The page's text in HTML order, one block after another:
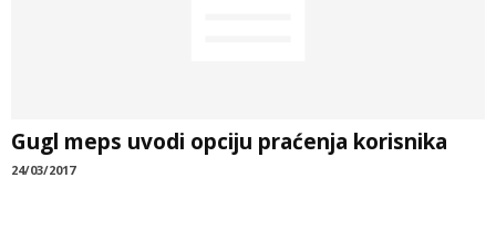
Gugl meps uvodi opciju praćenja korisnika
24/03/2017